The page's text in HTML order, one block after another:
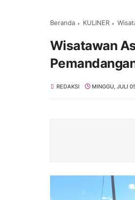
Beranda KULINER
Wisatawan
REDAKSI MINGGU, JULI